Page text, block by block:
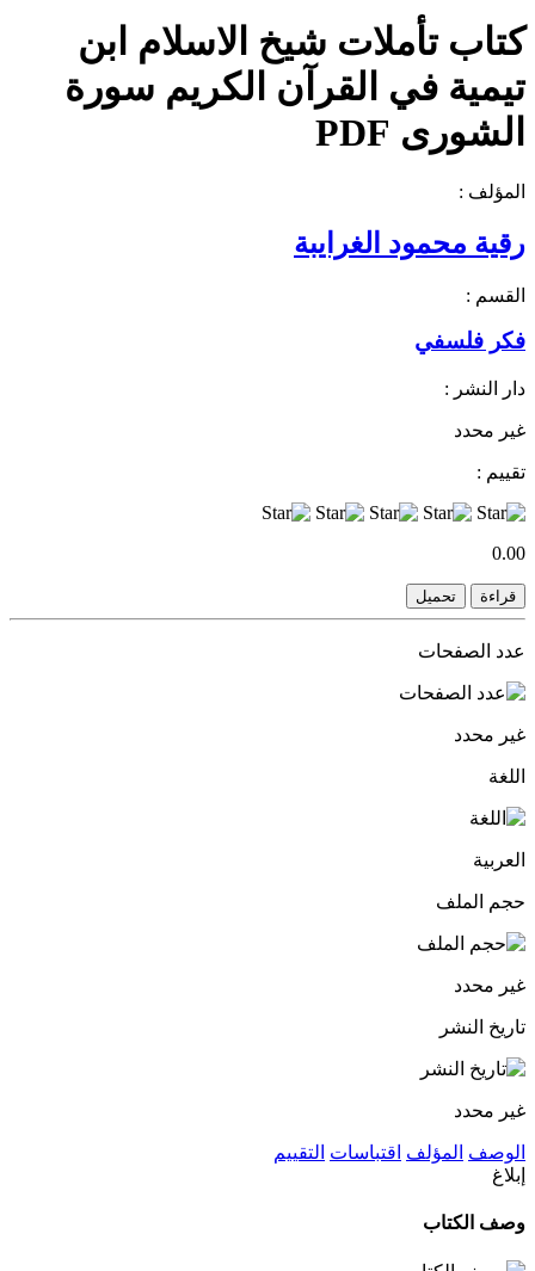
كتاب تأملات شيخ الاسلام ابن
تيمية في القرآن الكريم سورة
الشورى PDF
المؤلف :
رقية محمود الغرايبة
القسم :
فكر فلسفي
دار النشر :
غير محدد
تقييم :
0.00
قراءة تحميل
عدد الصفحات
غير محدد
اللغة
العربية
حجم الملف
غير محدد
تاريخ النشر
غير محدد
الوصف المؤلف اقتباسات التقييم
إبلاغ
وصف الكتاب